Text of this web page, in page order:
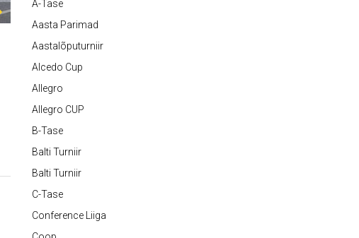
A-Tase
Aasta Parimad
Aastalõputurniir
Alcedo Cup
Allegro
Allegro CUP
B-Tase
Balti Turniir
Balti Turniir
C-Tase
Conference Liiga